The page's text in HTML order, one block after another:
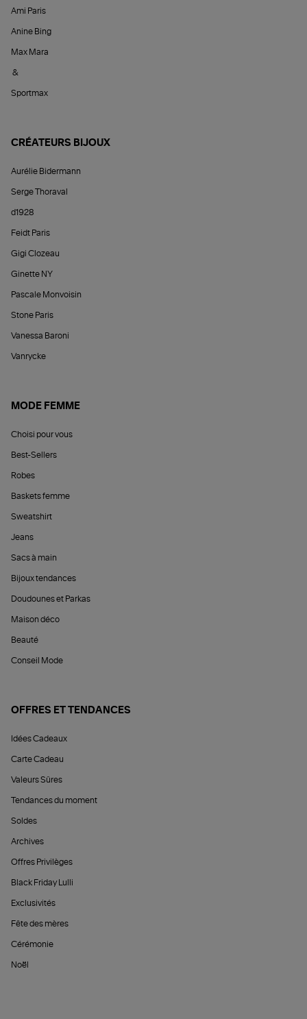
Ami Paris
Anine Bing
Max Mara
&
Sportmax
CRÉATEURS BIJOUX
Aurélie Bidermann
Serge Thoraval
d1928
Feidt Paris
Gigi Clozeau
Ginette NY
Pascale Monvoisin
Stone Paris
Vanessa Baroni
Vanrycke
MODE FEMME
Choisi pour vous
Best-Sellers
Robes
Baskets femme
Sweatshirt
Jeans
Sacs à main
Bijoux tendances
Doudounes et Parkas
Maison déco
Beauté
Conseil Mode
OFFRES ET TENDANCES
Idées Cadeaux
Carte Cadeau
Valeurs Sûres
Tendances du moment
Soldes
Archives
Offres Privilèges
Black Friday Lulli
Exclusivités
Fête des mères
Cérémonie
Noël